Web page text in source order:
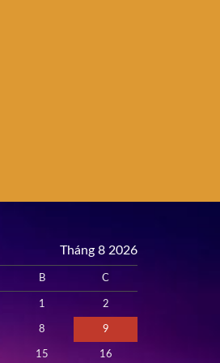
Tháng 8 2026
B C
1 2
8 9
15 16